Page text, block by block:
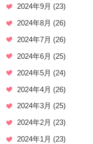
2024年9月 (23)
2024年8月 (26)
2024年7月 (26)
2024年6月 (25)
2024年5月 (24)
2024年4月 (26)
2024年3月 (25)
2024年2月 (23)
2024年1月 (23)